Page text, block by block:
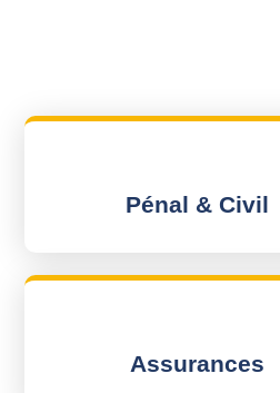
Pénal & Civil
Assurances